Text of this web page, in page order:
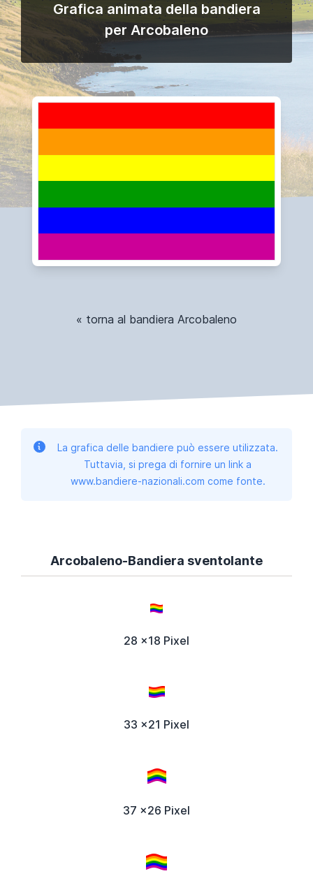
Grafica animata della bandiera
per Arcobaleno
« torna al bandiera Arcobaleno
La grafica delle bandiere può essere utilizzata.
Tuttavia, si prega di fornire un link a
www.bandiere-nazionali.com come fonte.
Arcobaleno-Bandiera sventolante
28 x18 Pixel
33 x21 Pixel
37 x26 Pixel